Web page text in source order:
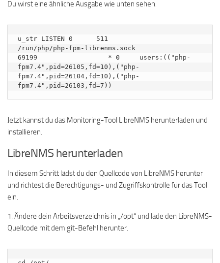
Du wirst eine ähnliche Ausgabe wie unten sehen.
u_str LISTEN 0      511
/run/php/php-fpm-librenms.sock
69199                  * 0     users:(("php-
fpm7.4",pid=26105,fd=10),("php-
fpm7.4",pid=26104,fd=10),("php-
fpm7.4",pid=26103,fd=7))
Jetzt kannst du das Monitoring-Tool LibreNMS herunterladen und
installieren.
LibreNMS herunterladen
In diesem Schritt lädst du den Quellcode von LibreNMS herunter
und richtest die Berechtigungs- und Zugriffskontrolle für das Tool
ein.
1. Ändere dein Arbeitsverzeichnis in „/opt“ und lade den LibreNMS-
Quellcode mit dem git-Befehl herunter.